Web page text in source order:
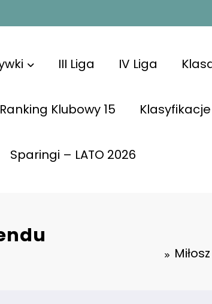
III Liga IV Liga
Klubowy 15 Klasyfikacje
Sparingi – LATO 2026